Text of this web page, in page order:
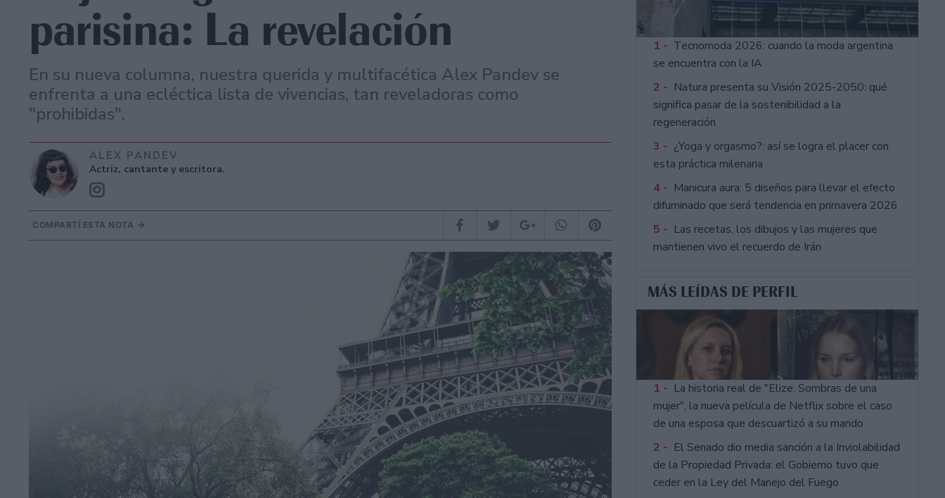
parisina: La revelación
En su nueva columna, nuestra querida y multifacética Alex Pandev se
enfrenta a una ecléctica lista de vivencias, tan reveladoras como
"prohibidas".
ALEX PANDEV
Actriz, cantante y escritora.
COMPARTÍ ESTA NOTA
1 - Tecnomoda 2026: cuando la moda argentina
se encuentra con la IA
2 - Natura presenta su Visión 2025-2050: qué
significa pasar de la sostenibilidad a la
regeneración
3 - ¿Yoga y orgasmo?: así se logra el placer con
esta práctica milenaria
4 - Manicura aura: 5 diseños para llevar el efecto
difuminado que será tendencia en primavera 2026
5 - Las recetas, los dibujos y las mujeres que
mantienen vivo el recuerdo de Irán
MÁS LEÍDAS DE PERFIL
1 - La historia real de "Elize: Sombras de una
mujer", la nueva película de Netflix sobre el caso
de una esposa que descuartizó a su marido
2 - El Senado dio media sanción a la Inviolabilidad
de la Propiedad Privada: el Gobierno tuvo que
ceder en la Ley del Manejo del Fuego